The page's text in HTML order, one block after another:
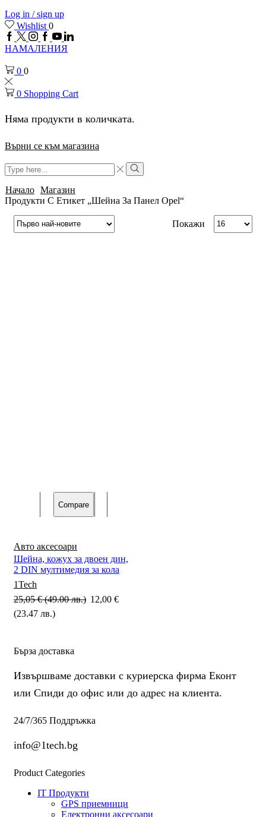
Log in / sign up
Wishlist 0
Facebook
Twitter
Instagram
Google
plus
Youtube
Linkedin
НАМАЛЕНИЯ
0 0
0 Shopping Cart
Няма продукти в количката.
Върни се към магазина
Search
input
Search
Начало Магазин
Продукти С Етикет „шейна За Панел Opel“
Покажи
Брой
продукти
Compare
Авто аксесоари
Шейна, кожух за двоен дин,
2 DIN мултимедия за кола
1Tech
25,05€ (49.00 лв.) Original
12,00 €
(23.47 лв.)
12,00 €
Бърза доставка
Извършваме доставки с куриерска фирма Еконт
или Спиди до офис или до адрес на клиента.
24/7/365 Поддръжка
info@1tech.bg
Product Categories
IT Продукти
GPS приемници
Електронни аксесоари